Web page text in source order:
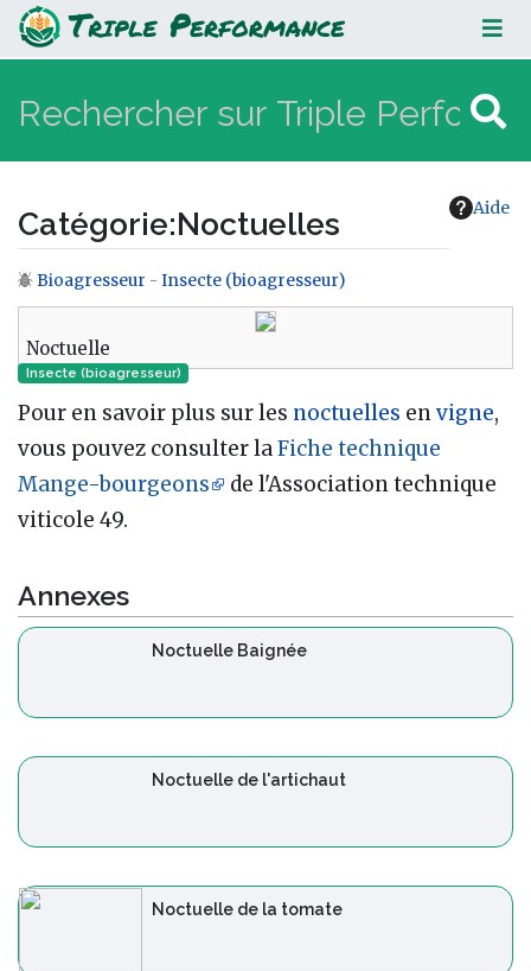
Noctuelles
Aide
Catégorie:Noctuelles
Aller à :navigation,rechercher
Bioagresseur - Insecte (bioagresseur)
Noctuelle
Insecte (bioagresseur)
Pour en savoir plus sur les noctuelles envigne,
vous pouvez consulter laFiche technique
Mange-bourgeons
de l'Association technique
viticole 49.
Annexes
Noctuelle Baignée
Noctuelle de l'artichaut
Noctuelle de la tomate